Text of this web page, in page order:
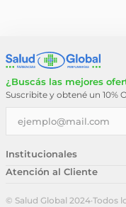
¿Buscás las mejores
Suscribite y obtené un 10%
Institucionales
Conocé nuestra historia
Trabajá con nosotros
Atención al Cliente
© Salud Global 2024·Todos